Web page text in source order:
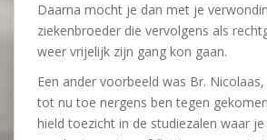
Daarna mocht je dan met je
ziekenbroeder die vervolgens als
weer vrijelijk zijn gang kon gaan.
Een ander voorbeeld was Br.
tot nu toe nergens ben tegen
hield toezicht in de studiezalen waar